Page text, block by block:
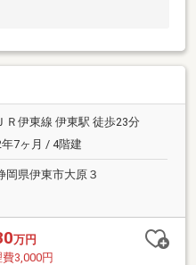
ＪＲ伊東線 伊東駅 徒歩23分
7ヶ月 / 4階建
岡県伊東市大原３
万円
3,000円